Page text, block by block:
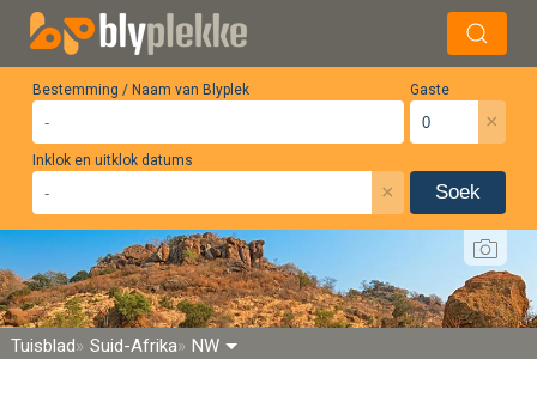
Bestemming / Naam van Blyplek Gaste
×
Inklok en uitklok datums
× Soek
Tuisblad Suid-Afrika NW